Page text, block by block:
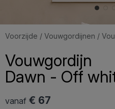
Voorzijde / Vouwgordijnen /
Vouwgordijn
Dawn - Off
vanaf € 67